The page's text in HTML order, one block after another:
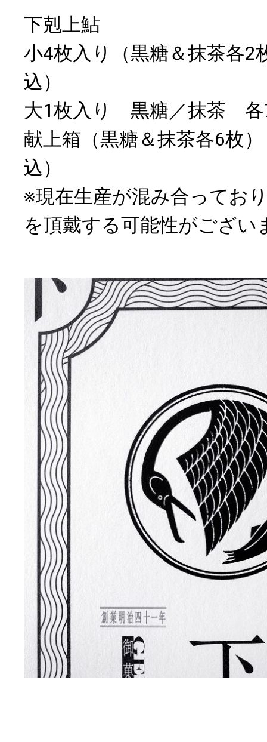
下剋上鮎
小4枚入り（黒糖＆抹茶各
込）
大1枚入り 黒糖／抹茶 各
献上箱（黒糖＆抹茶各6枚
込）
※現在生産が混み合ってお
を頂戴する可能性がござい